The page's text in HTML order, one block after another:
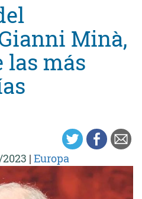
Minà,
las más
| Europa